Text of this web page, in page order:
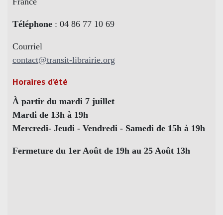
Téléphone : 04 86 77 10 69
Courriel
contact@transit-librairie.org
Horaires d’été
À partir du mardi 7 juillet
Mardi de 13h à 19h
Mercredi- Jeudi - Vendredi - Samedi de 15h à 19h
Fermeture du 1er Août de 19h au 25 Août 13h